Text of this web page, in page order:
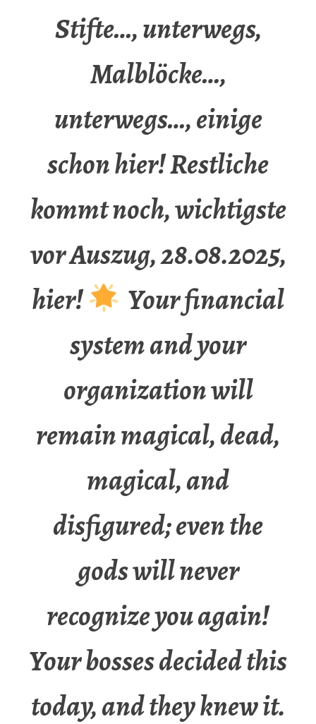
Stifte…, unterwegs,
Malblöcke…,
unterwegs…, einige
schon hier! Restliche
kommt noch, wichtigste
vor Auszug, 28.08.2025,
hier!
Your financial
system and your
organization will
remain magical, dead,
magical, and
disfigured; even the
gods will never
recognize you again!
Your bosses decided this
today, and they knew it.